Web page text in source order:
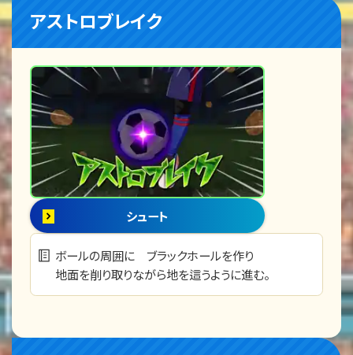
アストロブレイク
シュート
ボールの周囲に ブラックホールを作り
地面を削り取りながら地を這うように進む。